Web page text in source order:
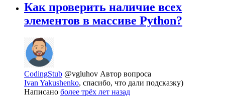
Как проверить наличие всех
элементов в массиве Python?
CodingStub @vgluhov Автор вопроса
Ivan Yakushenko, спасибо, что дали подсказку)
Написано более трёх лет назад